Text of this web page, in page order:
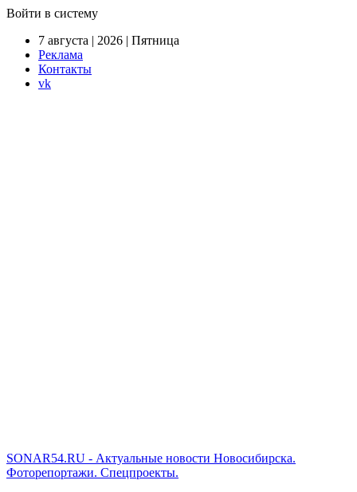
Войти в систему
7 августа | 2026 | Пятница
Реклама
Контакты
vk
SONAR54.RU - Актуальные новости Новосибирска.
Фоторепортажи. Спецпроекты.